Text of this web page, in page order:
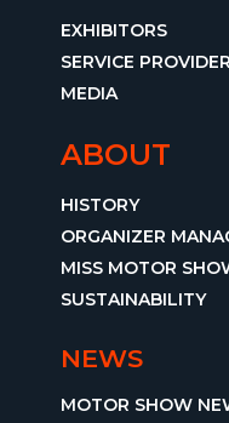
EXHIBITORS
SERVICE PROVIDER
MEDIA
ABOUT
HISTORY
ORGANIZER
MISS MOTOR
SUSTAINABILITY
NEWS
MOTOR SHOW